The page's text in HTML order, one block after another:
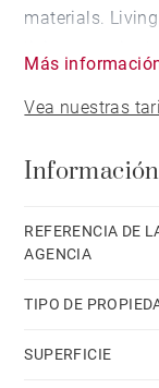
materials.
bedroom with
Más
Vea nuestras
REFERENCIA DE
AGENCIA
TIPO DE
SUPERFICIE